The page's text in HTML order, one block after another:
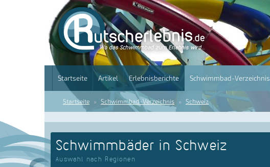
Startseite Artikel Erlebnisberichte Schwimmbad-Verzeichnis
Startseite Schwimmbad-Verzeichnis Schweiz
Schwimmbäder in Schweiz
Auswahl nach Regionen